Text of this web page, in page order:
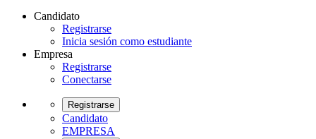
Candidato
Registrarse
Inicia sesión como estudiante
Empresa
Registrarse
Conectarse
Registrarse
Candidato
EMPRESA